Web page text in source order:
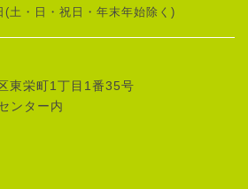
土・日・祝日・年末年始除く)
東栄町1丁目1番35号
ンター内